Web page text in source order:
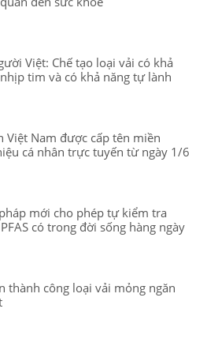
Việt: Chế tạo loại vải có khả
tim và có khả năng tự lành
Việt Nam được cấp tên miền
cá nhân trực tuyến từ ngày 1/6
mới cho phép tự kiểm tra
có trong đời sống hàng ngày
thành công loại vải mỏng ngăn